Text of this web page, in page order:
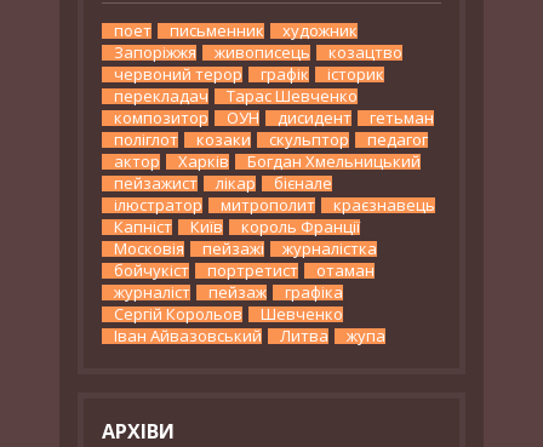
поет письменник
художник
Запоріжжя
живописець
козацтво
червоний терор
графік
історик
перекладач
Тарас Шевченко
композитор
ОУН дисидент
гетьман
поліглот
козаки скульптор
педагог
актор
Харків
Богдан Хмельницький
пейзажист
лікар
бієнале
ілюстратор
митрополит
краєзнавець
Капніст
Київ
король Франції
Московія
пейзажі
журналістка
бойчукіст
портретист
отаман
журналіст
пейзаж
графіка
Сергій Корольов
Шевченко
Іван Айвазовський
Литва жупа
АРХІВИ